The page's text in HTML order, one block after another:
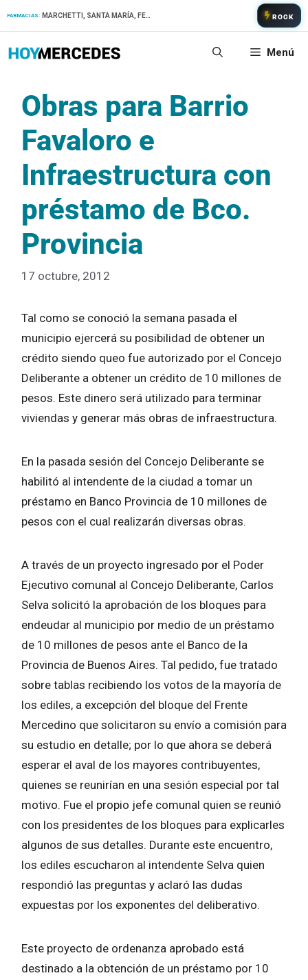
FARMACIAS: ROCK
Menú
Obras para Barrio
Favaloro e
Infraestructura con
préstamo de Bco.
Provincia
17 octubre, 2012
Tal como se conoció la semana pasada el
municipio ejercerá su posibilidad de obtener un
crédito siendo queo fue autorizado por el Concejo
Deliberante a obtener un crédito de 10 millones de
pesos. Este dinero será utilizado para terminar
viviendas y generar más obras de infraestructura.
En la pasada sesión del Concejo Deliberante se
habilitó al intendente de la ciudad a tomar un
préstamo en Banco Provincia de 10 millones de
pesos con el cual realizarán diversas obras.
A través de un proyecto ingresado por el Poder
Ejecutivo comunal al Concejo Deliberante, Carlos
Selva solicitó la aprobación de los bloques para
endeudar al municipio por medio de un préstamo
de 10 millones de pesos ante el Banco de la
Provincia de Buenos Aires. Tal pedido, fue tratado
sobre tablas recibiendo los votos de la mayoría de
los ediles, a excepción del bloque del Frente
Mercedino que solicitaron su envío a comisión para
su estudio en detalle; por lo que ahora se deberá
esperar el aval de los mayores contribuyentes,
quienes se reunirían en una sesión especial por tal
motivo. Fue el propio jefe comunal quien se reunió
con los presidentes de los bloques para explicarles
algunos de sus detalles. Durante este encuentro,
los ediles escucharon al intendente Selva quien
respondió las preguntas y aclaró las dudas
expuestas por los exponentes del deliberativo.
Este proyecto de ordenanza aprobado está
destinado a la obtención de un préstamo por 10